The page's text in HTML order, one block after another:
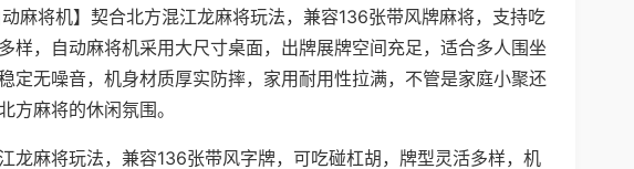
动麻将机】契合北方混江龙麻将玩法，兼容136张带风牌麻将，支持吃
样，自动麻将机采用大尺寸桌面，出牌展牌空间充足，适合多人围坐
定无噪音，机身材质厚实防摔，家用耐用性拉满，不管是家庭小聚还
方麻将的休闲氛围。
龙麻将玩法，兼容136张带风字牌，可吃碰杠胡，牌型灵活多样，机